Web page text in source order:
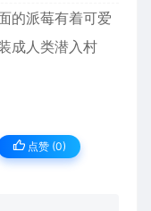
的派莓有着可爱
成人类潜入村
点赞 (0)